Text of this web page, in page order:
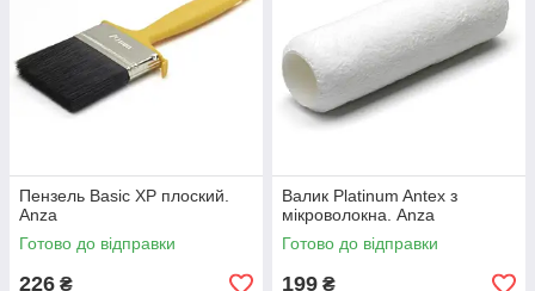
Пензель Basic XP плоский.
Anza
Готово до відправки
226 ₴
Валик Platinum Antex з
мікроволокна. Anza
Готово до відправки
199 ₴